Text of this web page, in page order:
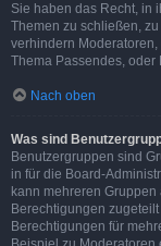
Sie haben das Recht, in
Themen zu schließen,
verhindern Moderatoren,
Thema Passendes, oder
Nach oben
Was sind
Benutzergruppen sind
in für die Board-
kann mehreren
Berechtigungen
Berechtigungen für